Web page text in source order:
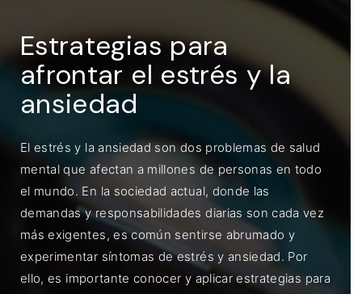
Estrategias para
afrontar el estrés y la
ansiedad
El estrés y la ansiedad son dos problemas de salud
mental que afectan a millones de personas en todo
el mundo. En la sociedad actual, donde las
demandas y responsabilidades diarias son cada vez
más exigentes, es común sentirse abrumado y
experimentar síntomas de estrés y ansiedad. Por
ello, es importante conocer y aplicar estrategias para